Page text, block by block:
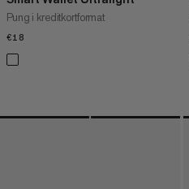
Pung i kreditkortformat
€18